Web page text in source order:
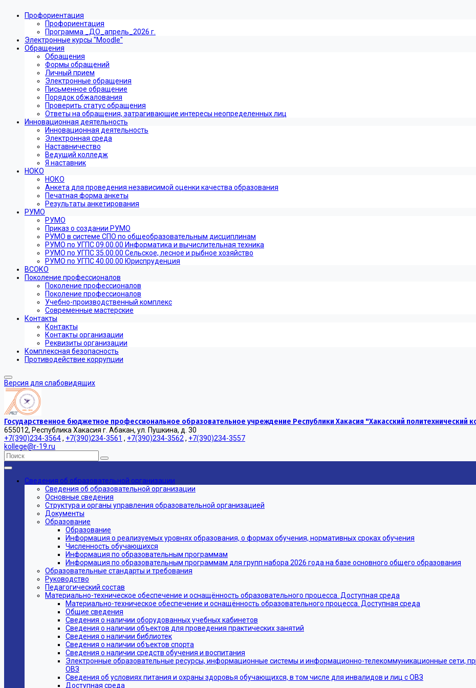
Профориентация
Профориентация
Программа _ДО_апрель_2026 г.
Электронные курсы "Moodle"
Обращения
Обращения
Формы обращений
Личный прием
Электронные обращения
Письменное обращение
Порядок обжалования
Проверить статус обращения
Ответы на обращения, затрагивающие интересы неопределенных лиц
Инновационная деятельность
Инновационная деятельность
Электронная среда
Наставничество
Ведущий колледж
Я наставник
НОКО
НОКО
Анкета для проведения независимой оценки качества образования
Печатная форма анкеты
Результаты анкетирования
РУМО
РУМО
Приказ о создании РУМО
РУМО в системе СПО по общеобразовательным дисциплинам
РУМО по УГПС 09.00.00 Информатика и вычислительная техника
РУМО по УГПС 35.00.00 Сельское, лесное и рыбное хозяйство
РУМО по УГПС 40.00.00 Юриспруденция
ВСОКО
Поколение профессионалов
Поколение профессионалов
Поколение профессионалов
Учебно-производственный комплекс
Современные мастерские
Контакты
Контакты
Контакты организации
Реквизиты организации
Комплексная безопасность
Противодействие коррупции
Версия для слабовидящих
Государственное бюджетное профессиональное образовательное учреждение Республики Хакасия "Хакасский политехнический
655012, Республика Хакасия г. Абакан, ул. Пушкина, д. 30
+7(390)234-3564, +7(390)234-3561 , +7(390)234-3562 , +7(390)234-3557
kollege@r-19.ru
Сведения об образовательной организации
Сведения об образовательной организации
Основные сведения
Структура и органы управления образовательной организацией
Документы
Образование
Образование
Информация о реализуемых уровнях образования, о формах обучения, нормативных сроках обучения
Численность обучающихся
Информация по образовательным программам
Информация по образовательным программам для групп набора 2026 года на базе основного общего образования
Образовательные стандарты и требования
Руководство
Педагогический состав
Материально-техническое обеспечение и оснащённость образовательного процесса. Доступная среда
Материально-техническое обеспечение и оснащённость образовательного процесса. Доступная среда
Общие сведения
Сведения о наличии оборудованных учебных кабинетов
Сведения о наличии объектов для проведения практических занятий
Сведения о наличии библиотек
Сведения о наличии объектов спорта
Сведения о наличии средств обучения и воспитания
Электронные образовательные ресурсы, информационные системы и информационно-телекоммуникационные сети,
ОВЗ
Сведения об условиях питания и охраны здоровья обучающихся, в том числе для инвалидов и лиц с ОВЗ
Доступная среда